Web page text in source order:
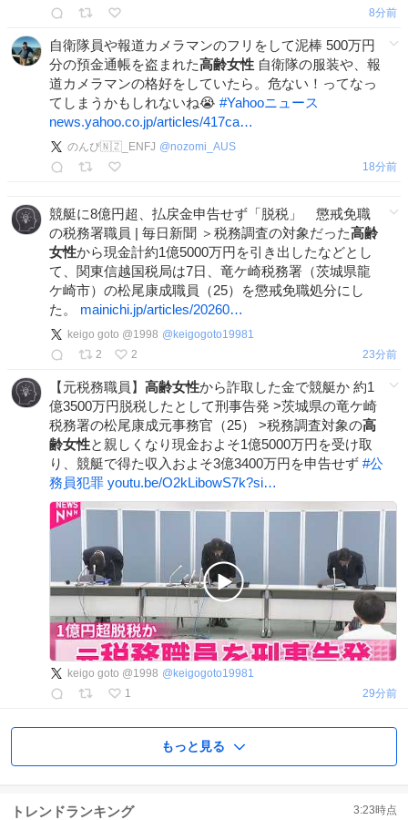
8分前
自衛隊員や報道カメラマンのフリをして泥棒 500万円
分の預金通帳を盗まれた高齢女性 自衛隊の服装や、報
道カメラマンの格好をしていたら。危ない！ってなっ
てしまうかもしれないね😭 #Yahooニュース
news.yahoo.co.jp/articles/417ca…
のんぴ🇳🇿_ENFJ @nozomi_AUS
18分前
競艇に8億円超、払戻金申告せず「脱税」 懲戒免職
の税務署職員 | 毎日新聞 ＞税務調査の対象だった高齢
女性から現金計約1億5000万円を引き出したなどとし
て、関東信越国税局は7日、竜ケ崎税務署（茨城県龍
ケ崎市）の松尾康成職員（25）を懲戒免職処分にし
た。 mainichi.jp/articles/20260…
keigo goto @1998 @ keigogoto19981
2
2 23分前
【元税務職員】 高齢女性から詐取した金で競艇か 約1
億3500万円脱税したとして刑事告発 >茨城県の竜ケ崎
税務署の松尾康成元事務官（25） >税務調査対象の高
齢女性と親しくなり現金およそ1億5000万円を受け取
り、競艇で得た収入およそ3億3400万円を申告せず #公
務員犯罪 youtu.be/O2kLibowS7k?si…
keigo goto @1998 @ keigogoto19981
1
29分前
もっと見る
トレンドランキング 3:23時点